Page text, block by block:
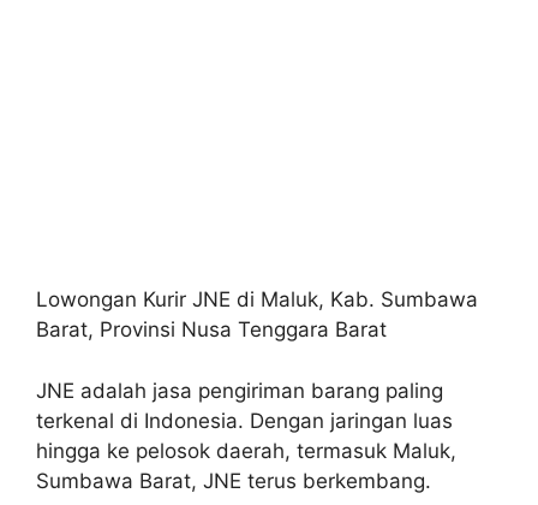
Lowongan Kurir JNE di Maluk, Kab. Sumbawa
Barat, Provinsi Nusa Tenggara Barat
JNE adalah jasa pengiriman barang paling
terkenal di Indonesia. Dengan jaringan luas
hingga ke pelosok daerah, termasuk Maluk,
Sumbawa Barat, JNE terus berkembang.